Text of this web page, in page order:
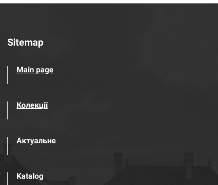
Sitemap
Main page
Колекції
Актуальне
Katalog